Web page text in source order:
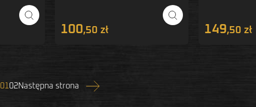
100,50 zł 149,50 zł
01 02Następna strona Następny